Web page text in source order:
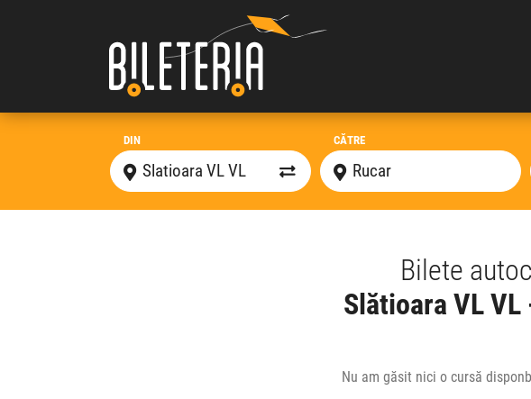
DIN CĂTRE
Bilete
Slătioara VL VL
Nu am găsit nici o cursă